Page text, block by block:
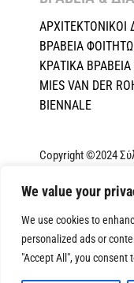
We value your
We use cookies to
personalized ads or
"Accept All", you consent
ΑΡΧΙΤΕΚΤΟΝΙΚΟΙ
ΒΡΑΒΕΙΑ
ΚΡΑΤΙΚΑ
MIES VAN DER
BIENNALE
Copyright ©2024
Privacy Policy